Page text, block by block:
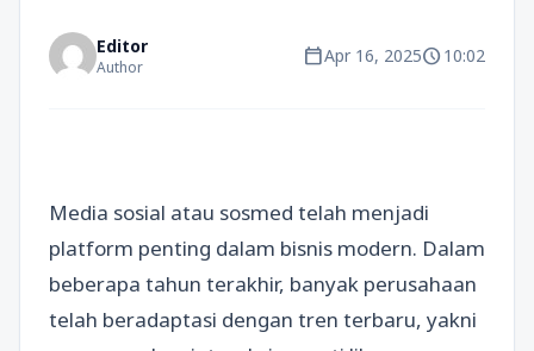
Editor
Author calendar_todayApr 16, 2025schedule10:02
Media sosial atau sosmed telah menjadi
platform penting dalam bisnis modern. Dalam
beberapa tahun terakhir, banyak perusahaan
telah beradaptasi dengan tren terbaru, yakni